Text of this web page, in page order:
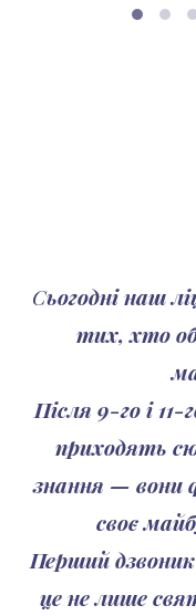
Сьогодні наш
тих, хто
Після 9-го і
приходять
знання — вони
своє
Перший
це не лише